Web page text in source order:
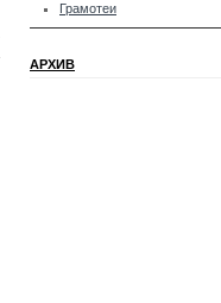
Грамотеи
АРХИВ